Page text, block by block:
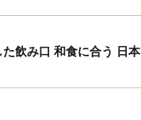
飲み口 和食に合う 日本